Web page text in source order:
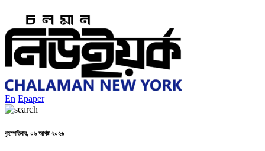
En Epaper
বৃহস্পতিবার, ০৬ আগষ্ট ২০২৬